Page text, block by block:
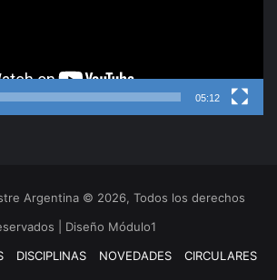
05:12
Argentina © 2026, Todos los derechos
| Diseño Módulo1
DISCIPLINAS NOVEDADES
CIRCULARES